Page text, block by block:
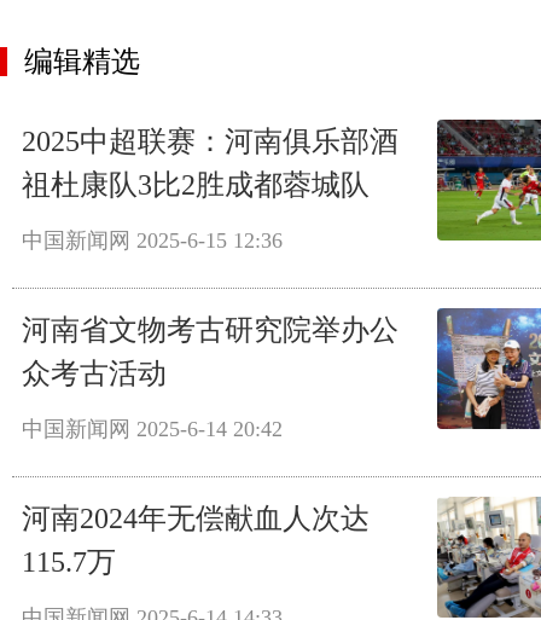
编辑精选
2025中超联赛：河南俱乐部酒
祖杜康队3比2胜成都蓉城队
中国新闻网 2025-6-15 12:36
河南省文物考古研究院举办公
众考古活动
中国新闻网 2025-6-14 20:42
河南2024年无偿献血人次达
115.7万